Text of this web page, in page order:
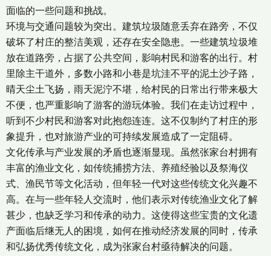
面临的一些问题和挑战。
环境与交通问题较为突出。建筑垃圾随意丢弃在路旁，不仅
破坏了村庄的整洁美观，还存在安全隐患。一些建筑垃圾堆
放在道路旁，占据了公共空间，影响村民和游客的出行。村
里除主干道外，多数小路和小巷是坑洼不平的泥土沙子路，
晴天尘土飞扬，雨天泥泞不堪，给村民的日常出行带来极大
不便，也严重影响了游客的游玩体验。我们在走访过程中，
听到不少村民和游客对此抱怨连连。这不仅制约了村庄的形
象提升，也对旅游产业的可持续发展造成了一定阻碍。
文化传承与产业发展的矛盾也逐渐显现。虽然张家台村拥有
丰富的渔业文化，如传统捕捞方法、养殖经验以及祭海仪
式、渔民节等文化活动，但年轻一代对这些传统文化兴趣不
高。在与一些年轻人交流时，他们表示对传统渔业文化了解
甚少，也缺乏学习和传承的动力。这使得这些宝贵的文化遗
产面临后继无人的困境，如何在推动经济发展的同时，传承
和弘扬优秀传统文化，成为张家台村亟待解决的问题。